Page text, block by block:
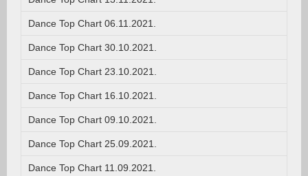
Dance Top Chart 06.11.2021.
Dance Top Chart 30.10.2021.
Dance Top Chart 23.10.2021.
Dance Top Chart 16.10.2021.
Dance Top Chart 09.10.2021.
Dance Top Chart 25.09.2021.
Dance Top Chart 11.09.2021.